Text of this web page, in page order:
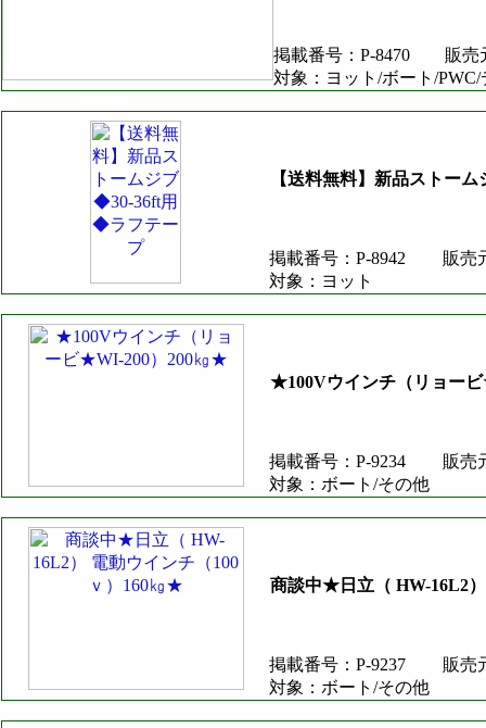
掲載番号：P-8470
販売
対象：ヨット/ボート/
【送料無料】新品ストー
掲載番号：P-8942
販売
対象：ヨット
★100Vウインチ（リョー
掲載番号：P-9234
販売
対象：ボート/その他
商談中★日立（ HW-16L2
掲載番号：P-9237
販売
対象：ボート/その他